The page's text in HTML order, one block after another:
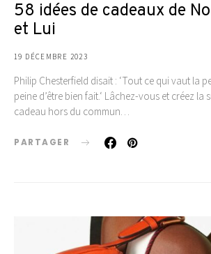
58 idées de cadeaux de
et Lui
19 DÉCEMBRE 2023
Philip Chesterfield disait : ‘Tout ce qui vaut la
peine d’être bien fait.‘ Lâchez-vous et créez
cadeau hors du commun…
PARTAGER